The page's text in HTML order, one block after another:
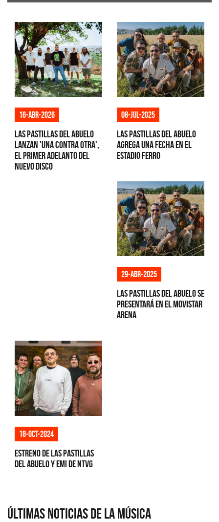
16-abr-2026
Las Pastillas del Abuelo
lanzan 'Una Contra Otra',
el primer adelanto del
nuevo disco
08-jul-2025
Las Pastillas del Abuelo
agrega una fecha en el
Estadio Ferro
29-abr-2025
Las Pastillas del Abuelo se
presentará en el Movistar
Arena
18-oct-2024
Estreno de Las Pastillas
del Abuelo y Emi de NTVG
Últimas Noticias de la Música